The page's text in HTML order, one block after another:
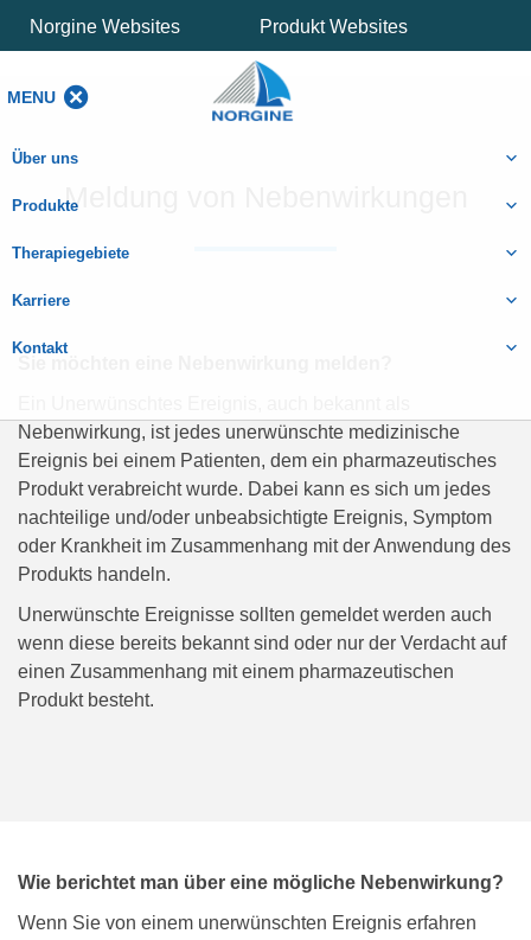
Norgine Websites Produkt Websites
MENU
Über uns
Produkte
Therapiegebiete
Karriere
Kontakt
Meldung von Nebenwirkungen
Nebenwirkung, ist jedes unerwünschte medizinische
Ereignis bei einem Patienten, dem ein pharmazeutisches
Produkt verabreicht wurde. Dabei kann es sich um jedes
nachteilige und/oder unbeabsichtigte Ereignis, Symptom
oder Krankheit im Zusammenhang mit der Anwendung des
Produkts handeln.
Unerwünschte Ereignisse sollten gemeldet werden auch
wenn diese bereits bekannt sind oder nur der Verdacht auf
einen Zusammenhang mit einem pharmazeutischen
Produkt besteht.
Wie berichtet man über eine mögliche Nebenwirkung?
Wenn Sie von einem unerwünschten Ereignis erfahren